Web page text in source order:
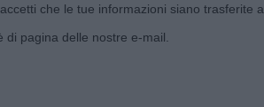
che le tue informazioni siano trasferite a
pagina delle nostre e-mail.